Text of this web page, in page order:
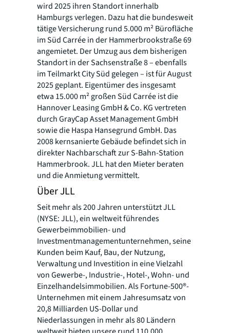
wird 2025 ihren Standort innerhalb
Hamburgs verlegen. Dazu hat die bundesweit
tätige Versicherung rund 5.000 m² Bürofläche
im Süd Carrée in der Hammerbrookstraße 69
angemietet. Der Umzug aus dem bisherigen
Standort in der Sachsenstraße 8 – ebenfalls
im Teilmarkt City Süd gelegen – ist für August
2025 geplant. Eigentümer des insgesamt
etwa 15.000 m² großen Süd Carrée ist die
Hannover Leasing GmbH & Co. KG vertreten
durch GrayCap Asset Management GmbH
sowie die Haspa Hansegrund GmbH. Das
2008 kernsanierte Gebäude befindet sich in
direkter Nachbarschaft zur S-Bahn-Station
Hammerbrook. JLL hat den Mieter beraten
und die Anmietung vermittelt.
Über JLL
Seit mehr als 200 Jahren unterstützt JLL
(NYSE: JLL), ein weltweit führendes
Gewerbeimmobilien- und
Investmentmanagementunternehmen, seine
Kunden beim Kauf, Bau, der Nutzung,
Verwaltung und Investition in eine Vielzahl
von Gewerbe-, Industrie-, Hotel-, Wohn- und
Einzelhandelsimmobilien. Als Fortune-500®-
Unternehmen mit einem Jahresumsatz von
20,8 Milliarden US-Dollar und
Niederlassungen in mehr als 80 Ländern